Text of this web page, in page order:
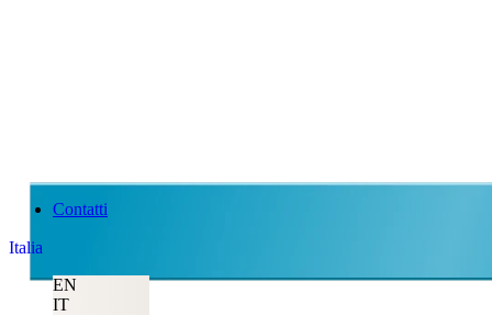
Contatti
Italia
EN
IT